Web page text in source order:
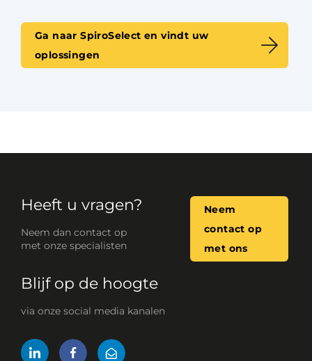
Ga naar SpiroSelect en vindt uw
oplossingen
Heeft u vragen?
Neem dan contact op
met onze specialisten
Neem
contact op
met ons
Blijf op de hoogte
via onze social media kanalen